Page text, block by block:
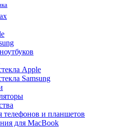
Apple
Samsung
телефонов и планшетов
для MacBook